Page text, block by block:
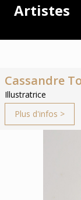
Artistes
Cassandre
Illustratrice
Plus d'infos >